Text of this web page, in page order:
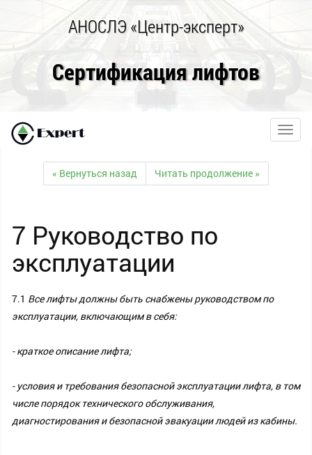
АНОСЛЭ «Центр-эксперт»
Сертификация лифтов
« Вернуться назад
Читать продолжение »
7 Руководство по
эксплуатации
7.1 Все лифты должны быть снабжены руководством по
эксплуатации, включающим в себя:
- краткое описание лифта;
- условия и требования безопасной эксплуатации лифта, в том
числе порядок технического обслуживания,
диагностирования и безопасной эвакуации людей из кабины.